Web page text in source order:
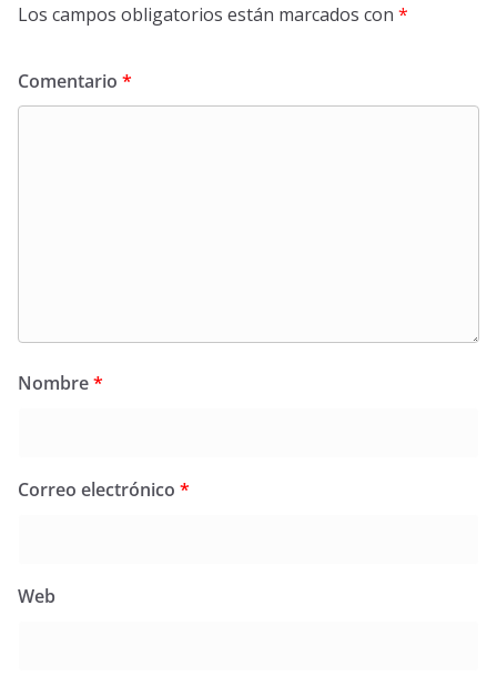
Los campos obligatorios están marcados con *
Comentario *
Nombre*
Correo electrónico *
Web